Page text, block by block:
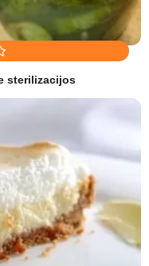
sterilizacijos